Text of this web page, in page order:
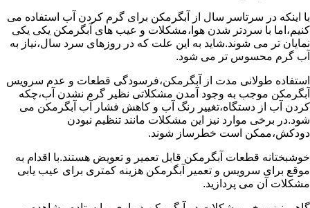
با اینکه در سرتاسر سال از آبگرمکن برای گرم کردن آب استفاده می
کنیم،اما با سردتر شدن هوا،مشکلات و عیب های آبگرمکن یکی یکی
نمایان تر می شوند.شاید به این علت که در روزهای سرد سال،نیاز به
آب گرم محسوس تر می شود.
استفاده طولانی مدت از آبگرمکن،فرسودگی قطعات و عدم سرویس
آبگرمکن موجب به وجود آمدن مشکلاتی نظیر گرم نشدن آب،چکه
کردن آب از دستگاه،تغییر رنگ آب و کاهش فشار آب آبگرمکن می
شود.در برخی موارد نیز این مشکلات مانند تنظیم نبودن
دودکش،ممکن است خطرساز شوند.
خوشبختانه قطعات آبگرمکن قابل تعمیر و تعویض هستند.با اقدام به
موقع برای سرویس و تعمیر آبگرمکن هزینه کمتری برای عیب یابی
مشکلات آن می پردازید.